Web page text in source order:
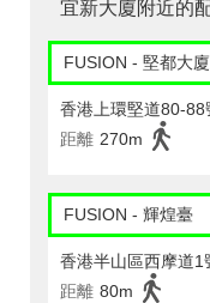
宜新大廈附近的
FUSION - 堅都大廈
香港上環堅道80-
距離 270m
FUSION - 輝煌臺
香港半山區西摩道
距離 80m